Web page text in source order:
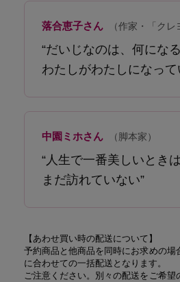
落合恵子さん （作家・「クレ
“だいじなのは、何にな
わたしがわたしになって
中園ミホさん （脚本家）
“人生で一番美しいときは
まだ訪れていない”
【あわせ買い時の配送について】
予約商品と他商品を同時にお求めの場
に合わせての一括配送となります。
ご注意ください。別々の配送をご希望